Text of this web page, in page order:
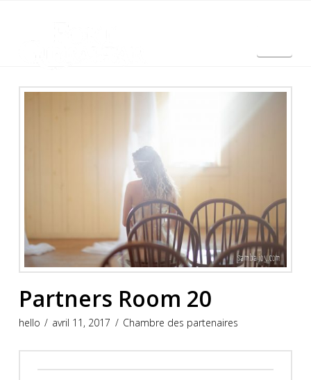
Partners Room 20
hello avril 11, 2017 Chambre des partenaires